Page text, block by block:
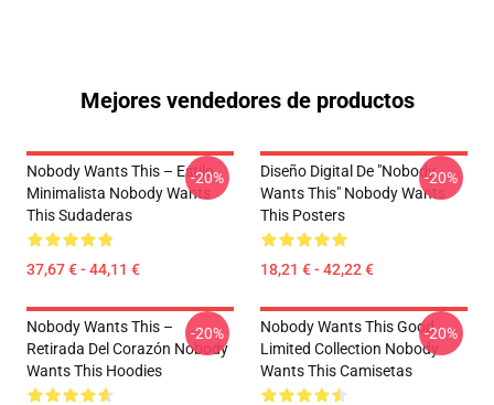
Mejores vendedores de productos
Nobody Wants This – Estilo
Minimalista Nobody Wants
This Sudaderas
37,67 € - 44,11 €
-20%
Diseño Digital De "Nobody
Wants This" Nobody Wants
This Posters
18,21 € - 42,22 €
-20%
Nobody Wants This –
Retirada Del Corazón Nobody
Wants This Hoodies
-20%
Nobody Wants This Good
Limited Collection Nobody
Wants This Camisetas
-20%